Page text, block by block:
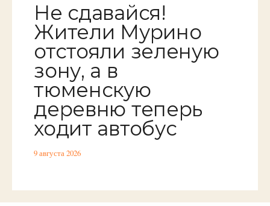
Не сдавайся!
Жители Мурино
отстояли зеленую
зону, а в
тюменскую
деревню теперь
ходит автобус
9 августа 2026